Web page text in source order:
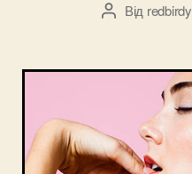
Автор
Від redbirdy